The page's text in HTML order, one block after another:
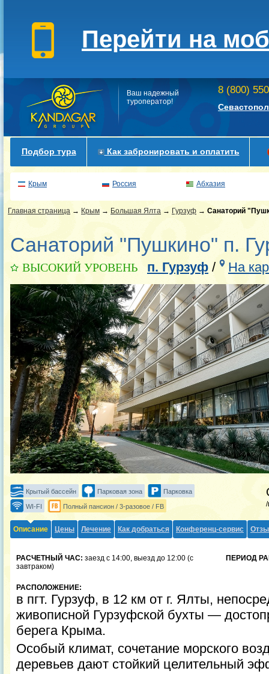
Перейти на
Ваш надежный
туроператор!
8 (800)
Подбор тура Как забронировать и оплатить
Крым Россия Абхазия
Главная страница → Крым → Большая Ялта → Гурзуф → Санаторий
Санаторий "Пушкино" п.
ВЫСОКИЙ УРОВЕНЬ п. Гурзуф / На
Крытый бассейн Парковая зона Парковка
WI-FI Полный пансион / 3-разовое / FB
Описание Цены Лечение Как добраться Конференц-сервис
РАСЧЕТНЫЙ ЧАС: заезд с 14:00, выезд до 12:00 (с
завтраком)
ПЕРИОД
РАСПОЛОЖЕНИЕ:
в пгт. Гурзуф, в 12 км от г. Ялты,
живописной Гурзуфской бухты —
берега Крыма.
Особый климат, сочетание морского
деревьев дают стойкий целительный